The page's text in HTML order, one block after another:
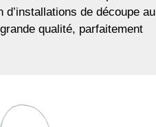
de découpe au
qualité, parfaitement